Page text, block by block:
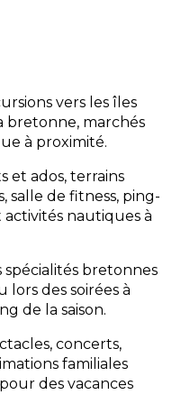
vers les îles
bretonne, marchés
à proximité.
et ados, terrains
salle de fitness, ping-
nautiques à
spécialités bretonnes
des soirées à
de la saison.
concerts,
familiales
des vacances